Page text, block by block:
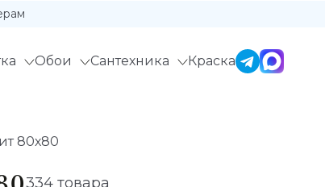
Обои Сантехника Краска
80х80
334 товара